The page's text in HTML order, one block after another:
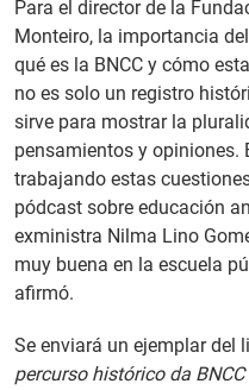
Para el director de la
Monteiro, la importancia
qué es la BNCC y cómo
no es solo un registro
sirve para mostrar la
pensamientos y opiniones.
trabajando estas
pódcast sobre educación
exministra Nilma Lino
muy buena en la escuela
afirmó.
Se enviará un ejemplar del
percurso histórico da